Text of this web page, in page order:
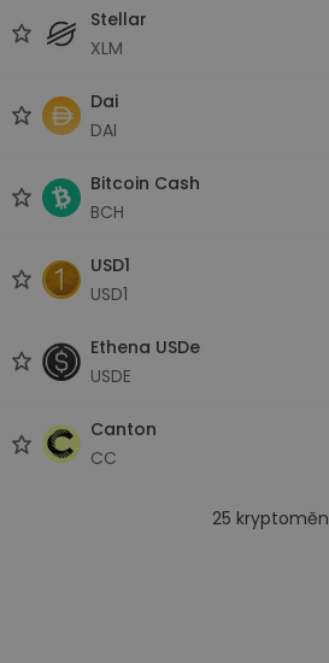
Stellar
XLM
Dai
DAI
Bitcoin Cash
BCH
USD1
USD1
Ethena USDe
USDE
Canton
CC
25 kryptoměn